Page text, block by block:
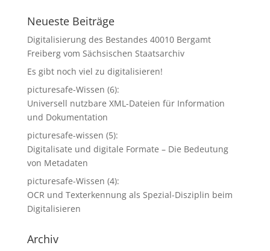
Neueste Beiträge
Digitalisierung des Bestandes 40010 Bergamt
Freiberg vom Sächsischen Staatsarchiv
Es gibt noch viel zu digitalisieren!
picturesafe-Wissen (6):
Universell nutzbare XML-Dateien für Information
und Dokumentation
picturesafe-wissen (5):
Digitalisate und digitale Formate – Die Bedeutung
von Metadaten
picturesafe-Wissen (4):
OCR und Texterkennung als Spezial-Disziplin beim
Digitalisieren
Archiv